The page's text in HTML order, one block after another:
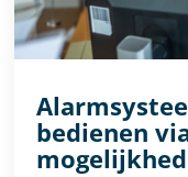
bedienen